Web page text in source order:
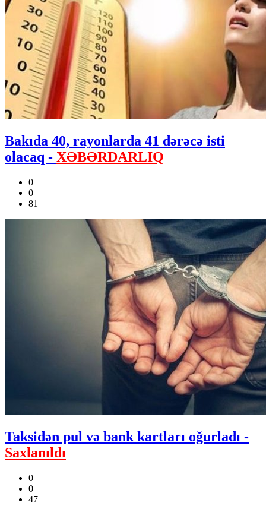
Bakıda 40, rayonlarda 41 dərəcə isti
olacaq - XƏBƏRDARLIQ
0
0
81
Taksidən pul və bank kartları oğurladı -
Saxlanıldı
0
0
47